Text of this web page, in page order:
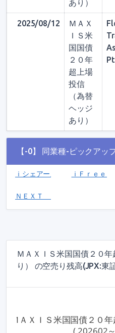
あり）
2025/08/12
ＭＡＸ
ＩＳ米
国国債
２０年
超上場
投信
（為替
ヘッジ
あり）
【-0】 同業種-ピックアッ
ｉシェアーズ Ｓ＆Ｐ ５０
ｉＦｒｅｅ
ＮＥＸＴ ＮＯＴＥＳ 低ベー
ＭＡＸＩＳ米国国債２０
り） の空売り残高(JPX:東
ＭＡＸＩＳ米国国債２０